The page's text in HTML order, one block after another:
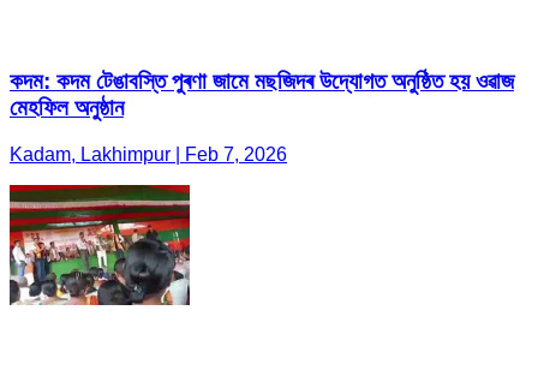
কদম: কদম টেঙাবস্তি পুৰণা জামে মছজিদৰ উদ্যোগত অনুষ্ঠিত হয় ওৱাজ
মেহফিল অনুষ্ঠান
Kadam, Lakhimpur | Feb 7, 2026